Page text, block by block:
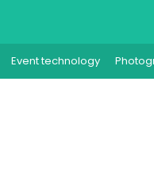
Event technology